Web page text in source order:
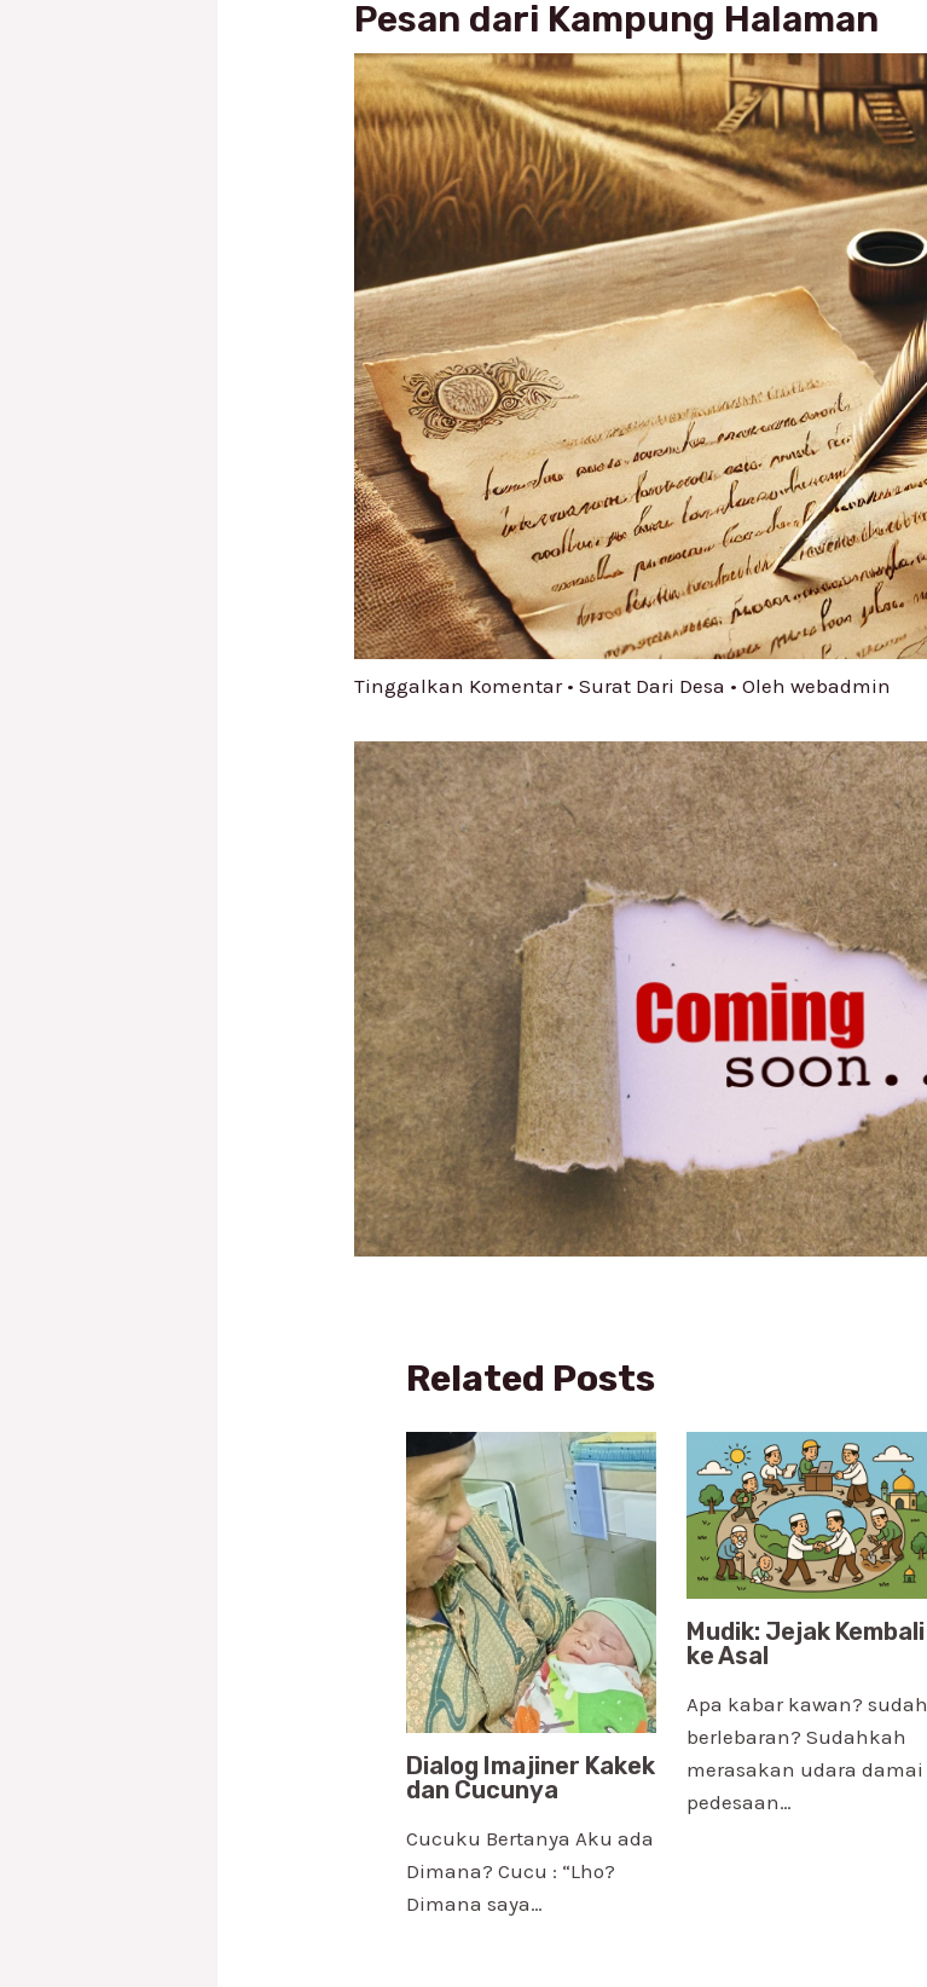
Pesan dari Kampung Halaman
Tinggalkan Komentar •Surat Dari Desa • Olehwebadmin
Related Posts
Dialog Imajiner Kakek
dan Cucunya
Cucuku Bertanya Aku ada
Dimana? Cucu : “Lho?
Dimana saya…
Mudik: Jejak Kembali
ke Asal
Apa kabar kawan? sudah
berlebaran? Sudahkah
merasakan udara damai
pedesaan…